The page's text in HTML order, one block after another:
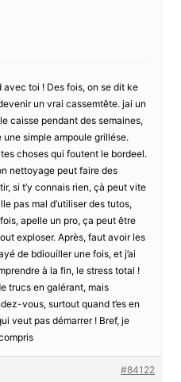
avec toi ! Des fois, on se dit ke
un vrai cassemtête. jai un
caisse pendant des semaines,
simple ampoule grillése.
choses qui foutent le bordeel.
nettoyage peut faire des
si t’y connais rien, çà peut vite
pas mal d’utiliser des tutos,
apelle un pro, ça peut être
exploser. Après, faut avoir les
de bdiouiller une fois, et j’ai
à la fin, le stress total !
trucs en galérant, mais
vous, surtout quand t’es en
veut pas démarrer ! Bref, je
#84122